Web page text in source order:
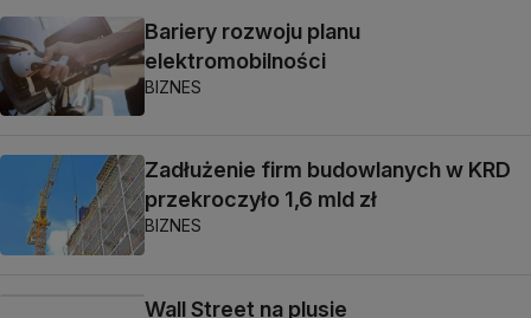
Bariery rozwoju planu
elektromobilności
BIZNES
Zadłużenie firm budowlanych w KRD
przekroczyło 1,6 mld zł
BIZNES
Wall Street na plusie